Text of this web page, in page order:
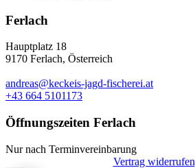
Ferlach
Hauptplatz 18
9170 Ferlach, Österreich
andreas@keckeis-jagd-fischerei.at
+43 664 5101173
Öffnungszeiten Ferlach
Nur nach Terminvereinbarung
Vertrag widerrufen